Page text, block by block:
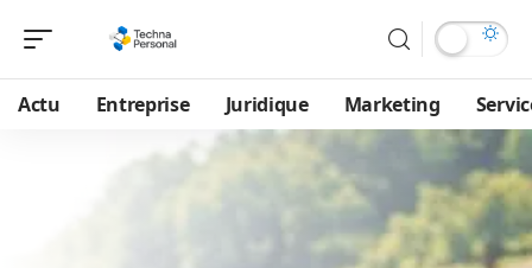
Actu Entreprise Juridique Marketing